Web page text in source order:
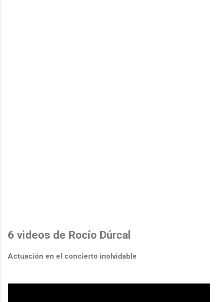
6 videos de Rocío Dúrcal
Actuación en el concierto inolvidable